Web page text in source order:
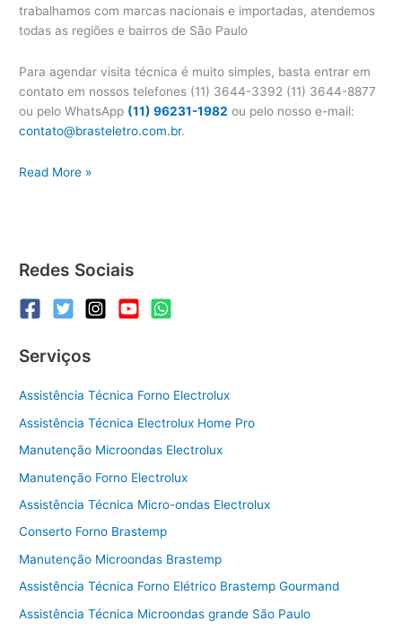
trabalhamos com marcas nacionais e importadas, atendemos
todas as regiões e bairros de São Paulo
Para agendar visita técnica é muito simples, basta entrar em
contato em nossos telefones (11) 3644-3392 (11) 3644-8877
ou pelo WhatsApp (11) 96231-1982 ou pelo nosso e-mail:
contato@brasteletro.com.br.
Instalação
Read More »
Redes Sociais
Serviços
Assistência Técnica Forno Electrolux
Assistência Técnica Electrolux Home Pro
Manutenção Microondas Electrolux
Manutenção Forno Electrolux
Assistência Técnica Micro-ondas Electrolux
Conserto Forno Brastemp
Manutenção Microondas Brastemp
Assistência Técnica Forno Elétrico Brastemp Gourmand
Assistência Técnica Microondas grande São Paulo